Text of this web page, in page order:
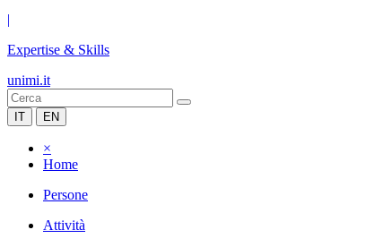
|
Expertise & Skills
unimi.it
IT EN
×
Home
Persone
Attività